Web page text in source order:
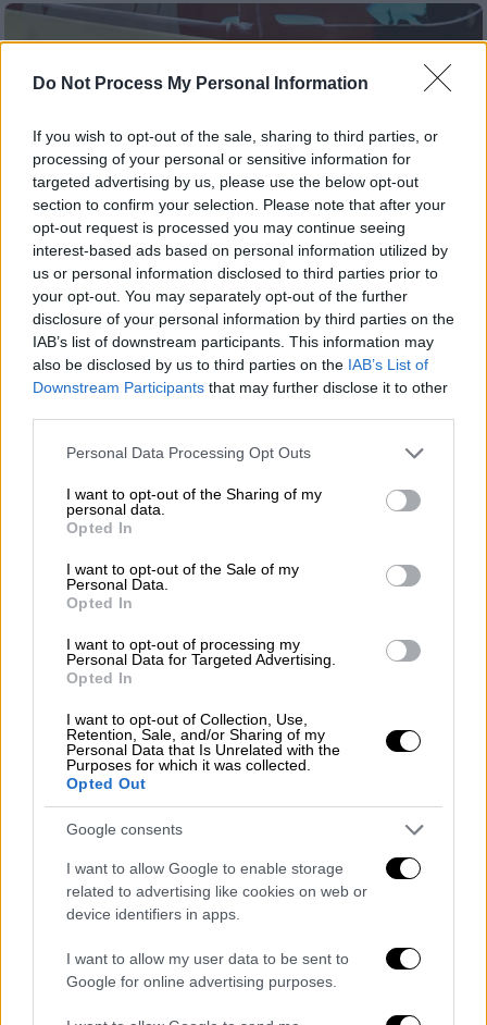
Do Not Process My Personal Information
If you wish to opt-out of the sale, sharing to third parties, or
processing of your personal or sensitive information for
targeted advertising by us, please use the below opt-out
section to confirm your selection. Please note that after your
opt-out request is processed you may continue seeing
interest-based ads based on personal information utilized by
us or personal information disclosed to third parties prior to
your opt-out. You may separately opt-out of the further
disclosure of your personal information by third parties on the
IAB’s list of downstream participants. This information may
also be disclosed by us to third parties on the IAB’s List of
Downstream Participants that may further disclose it to other
Please note that this website/app uses one or more Google
not limited to your visit or usage behaviour. You may click to
grant or deny consent to Google and its third-party tags to
use your data for below specified purposes in below Google
consent section.
Personal Data Processing Opt Outs
I want to opt-out of the Sharing of my
personal data.
Opted In
I want to opt-out of the Sale of my
Personal Data.
Opted In
I want to opt-out of processing my
Personal Data for Targeted Advertising.
Opted In
I want to opt-out of Collection, Use,
Retention, Sale, and/or Sharing of my
Personal Data that Is Unrelated with the
Purposes for which it was collected.
Opted Out
Google consents
I want to allow Google to enable storage
related to advertising like cookies on web or
device identifiers in apps.
I want to allow my user data to be sent to
Google for online advertising purposes.
Ελλάδα 12.01.2024 15:28
Θρήνος στο Καρπενήσι: 32χρονη
νηπιαγωγός πέθανε στον ύπνο της
Παραγγέλθηκε νεκροψία - νεκροτομή
Θεσσαλονίκη: Κακουργηματική δίωξη σε
μηχανόβιο που παρέσυρε και
μέρες πριν τον γάμο της